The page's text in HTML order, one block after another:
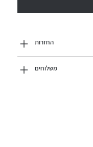
החזרות
משלוחים